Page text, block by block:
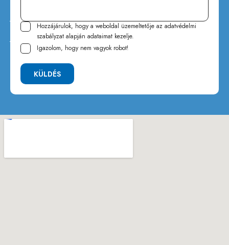
Hozzájárulok, hogy a weboldal üzemeltetője az adatvédelmi
szabályzat alapján adataimat kezelje.
Igazolom, hogy nem vagyok robot!
KÜLDÉS